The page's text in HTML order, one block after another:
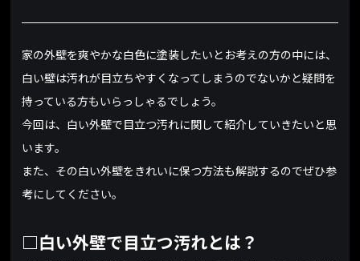
家の外壁を爽やかな白色に塗装したいとお考えの方の中には、
白い壁は汚れが目立ちやすくなってしまうのでないかと疑問を
持っている方もいらっしゃるでしょう。
今回は、白い外壁で目立つ汚れに関して紹介していきたいと思
います。
また、その白い外壁をきれいに保つ方法も解説するのでぜひ参
考にしてください。
□白い外壁で目立つ汚れとは？